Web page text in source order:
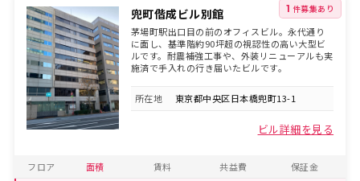
1 件募集あり
兜町偕成ビル別館
茅場町駅出口目の前のオフィスビル。永代通り
に面し、基準階約90坪超の視認性の高い大型ビ
ルです。耐震補強工事や、外装リニューアルも実
施済で手入れの行き届いたビルです。
所在地 東京都中央区日本橋兜町13-1
ビル詳細を見る
フロア 面積 賃料 共益費 保証金